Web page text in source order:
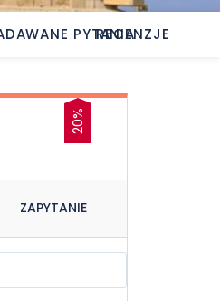
PYTANIA
RECENZJE
20%
ZAPYTANIE